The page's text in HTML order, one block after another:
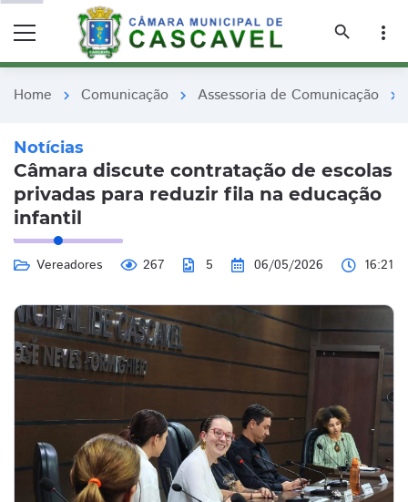
search
more_vert
Home chevron_right Comunicação chevron_right Assessoria de Comunicação chevron_right
Notícias
Câmara discute contratação de escolas
privadas para reduzir fila na educação
infantil
Vereadores 267 5 06/05/2026 16:21